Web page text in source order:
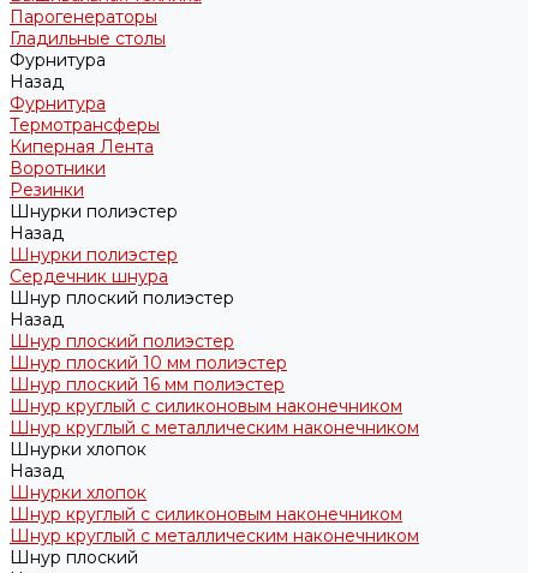
Парогенераторы
Гладильные столы
Фурнитура
Назад
Фурнитура
Термотрансферы
Киперная Лента
Воротники
Резинки
Шнурки полиэстер
Назад
Шнурки полиэстер
Сердечник шнура
Шнур плоский полиэстер
Назад
Шнур плоский полиэстер
Шнур плоский 10 мм полиэстер
Шнур плоский 16 мм полиэстер
Шнур круглый с силиконовым наконечником
Шнур круглый с металлическим наконечником
Шнурки хлопок
Назад
Шнурки хлопок
Шнур круглый с силиконовым наконечником
Шнур круглый с металлическим наконечником
Шнур плоский